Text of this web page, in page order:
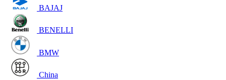
BAJAJ
BENELLI
BMW
China